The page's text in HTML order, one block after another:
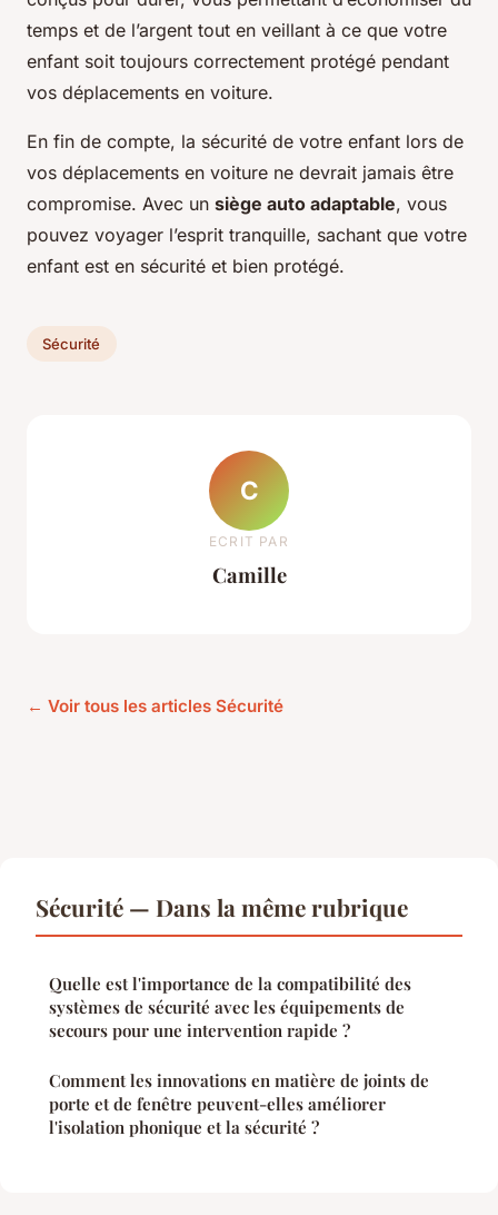
temps et de l’argent tout en veillant à ce que votre
enfant soit toujours correctement protégé pendant
vos déplacements en voiture.
En fin de compte, la sécurité de votre enfant lors de
vos déplacements en voiture ne devrait jamais être
compromise. Avec un siège auto adaptable, vous
pouvez voyager l’esprit tranquille, sachant que votre
enfant est en sécurité et bien protégé.
Sécurité
C
ECRIT PAR
Camille
← Voir tous les articles Sécurité
Sécurité — Dans la même rubrique
Quelle est l'importance de la compatibilité des
systèmes de sécurité avec les équipements de
secours pour une intervention rapide ?
Comment les innovations en matière de joints de
porte et de fenêtre peuvent-elles améliorer
l'isolation phonique et la sécurité ?